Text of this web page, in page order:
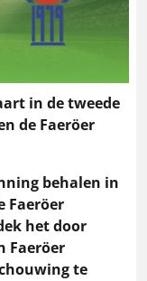
in de tweede
de Faeröer
behalen in
Faeröer
het door
Faeröer
te